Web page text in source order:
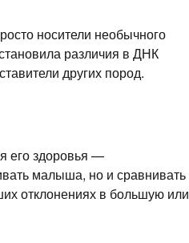
носители необычного
различия в ДНК
других пород.
его здоровья —
малыша, но и сравнивать
отклонениях в большую или